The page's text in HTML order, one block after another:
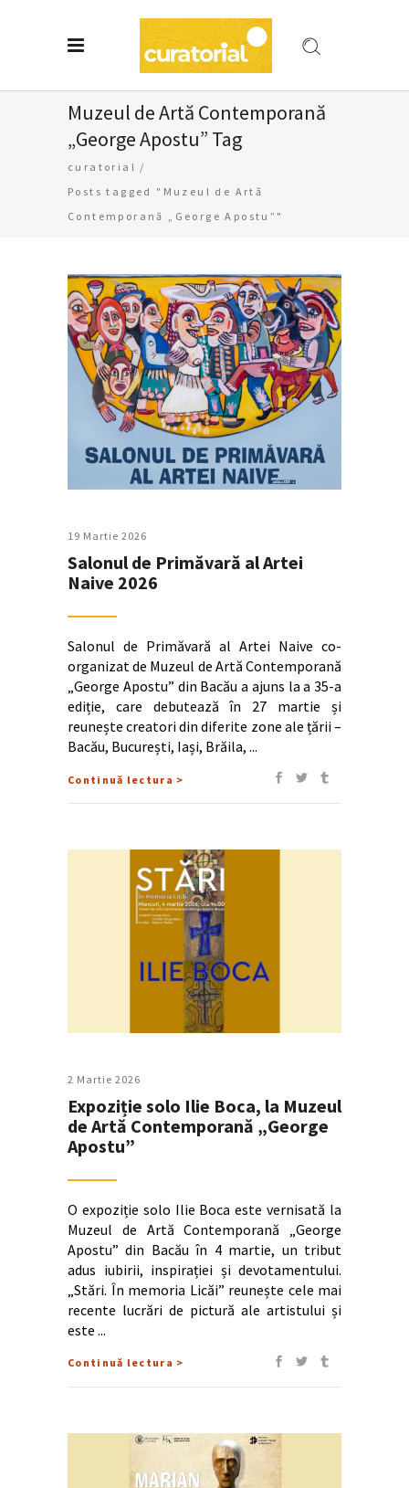
Muzeul de Artă Contemporană
„George Apostu” Tag
curatorial /
Posts tagged "Muzeul de Artă
Contemporană „George Apostu”"
19 Martie 2026
Salonul de Primăvară al Artei
Naive 2026
Salonul de Primăvară al Artei Naive co-
organizat de Muzeul de Artă Contemporană
„George Apostu” din Bacău a ajuns la a 35-a
ediție, care debutează în 27 martie și
reunește creatori din diferite zone ale țării –
Bacău, București, Iași, Brăila,
Continuă lectura >
2 Martie 2026
Expoziție solo Ilie Boca, la Muzeul
de Artă Contemporană „George
Apostu”
O expoziție solo Ilie Boca este vernisată la
Muzeul de Artă Contemporană „George
Apostu” din Bacău în 4 martie, un tribut
adus iubirii, inspirației și devotamentului.
„Stări. În memoria Licăi” reunește cele mai
recente lucrări de pictură ale artistului și
este
Continuă lectura >